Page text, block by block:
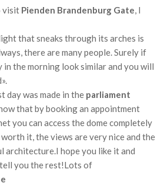
visit Pienden Brandenburg Gate, I
that sneaks through its arches is
there are many people.Surely if
the morning look similar and you will
day was made in the parliament
that by booking an appointment
you can access the dome completely
it, the views are very nice and the
architecture.I hope you like it and
you the rest!Lots of